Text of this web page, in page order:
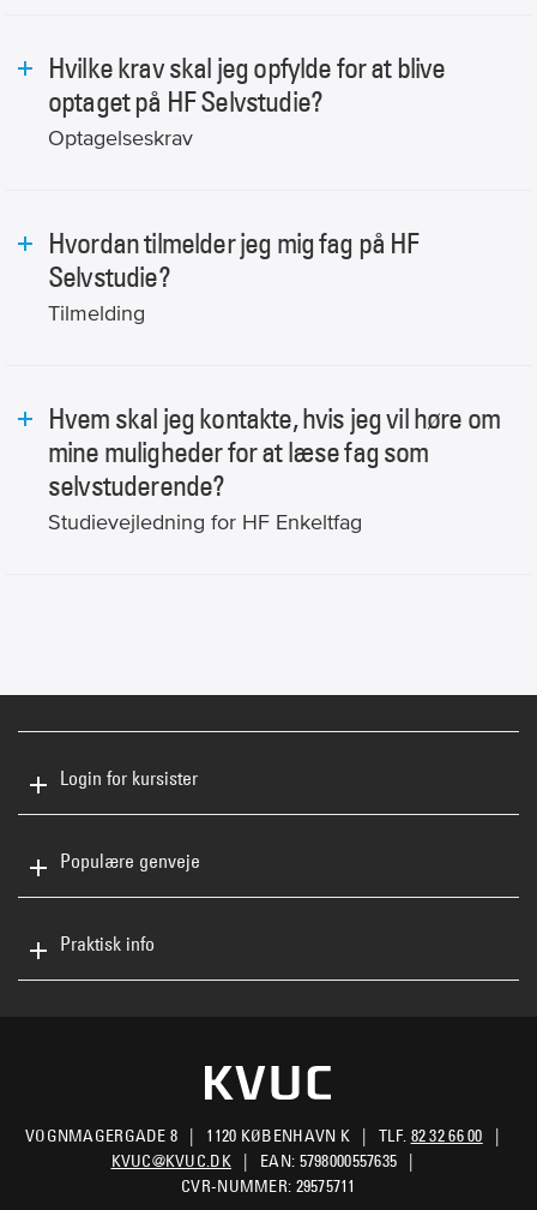
Hvilke krav skal jeg opfylde for at blive
optaget på HF Selvstudie?
Optagelseskrav
Hvordan tilmelder jeg mig fag på HF
Selvstudie?
Tilmelding
Hvem skal jeg kontakte, hvis jeg vil høre om
mine muligheder for at læse fag som
selvstuderende?
Studievejledning for HF Enkeltfag
Login for kursister
Populære genveje
Praktisk info
VOGNMAGERGADE 8 1120 KØBENHAVN K TLF. 82 32 66 00
KVUC@KVUC.DK
EAN: 5798000557635
CVR-NUMMER: 29575711